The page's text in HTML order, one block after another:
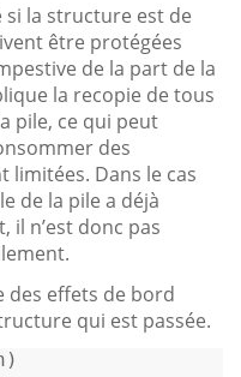
la structure est de
être protégées
de la part de la
la recopie de tous
pile, ce qui peut
des
limitées. Dans le cas
de la pile a déjà
il n’est donc pas
des effets de bord
qui est passée.